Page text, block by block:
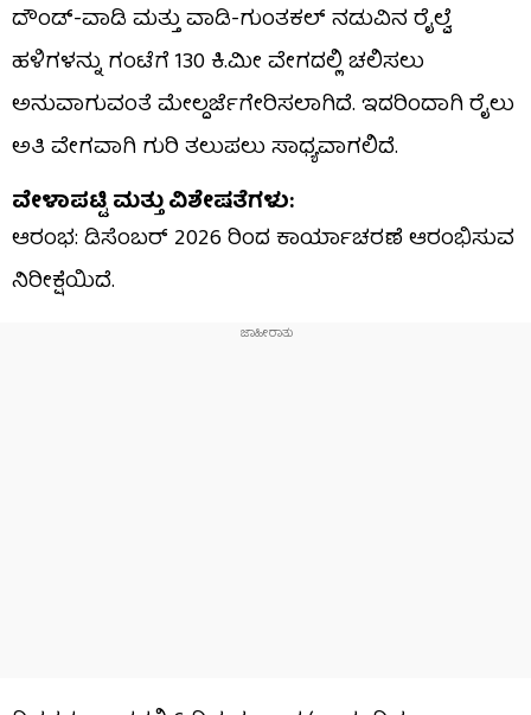
ದೌಂಡ್-ವಾಡಿ ಮತ್ತು ವಾಡಿ-ಗುಂತಕಲ್ ನಡುವಿನ ರೈಲ್ವೆ
ಹಳಿಗಳನ್ನು ಗಂಟೆಗೆ 130 ಕಿ.ಮೀ ವೇಗದಲ್ಲಿ ಚಲಿಸಲು
ಅನುವಾಗುವಂತೆ ಮೇಲ್ದರ್ಜೆಗೇರಿಸಲಾಗಿದೆ. ಇದರಿಂದಾಗಿ ರೈಲು
ಅತಿ ವೇಗವಾಗಿ ಗುರಿ ತಲುಪಲು ಸಾಧ್ಯವಾಗಲಿದೆ.
ವೇಳಾಪಟ್ಟಿ ಮತ್ತು ವಿಶೇಷತೆಗಳು:
ಆರಂಭ: ಡಿಸೆಂಬರ್ 2026 ರಿಂದ ಕಾರ್ಯಾಚರಣೆ ಆರಂಭಿಸುವ
ನಿರೀಕ್ಷೆಯಿದೆ.